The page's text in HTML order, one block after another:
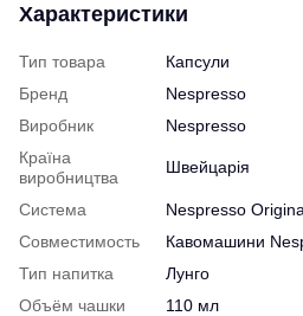
Характеристики
Тип товара
Капсули
Бренд
Nespresso
Виробник
Nespresso
Країна
виробництва
Швейцарія
Система
Nespresso
Совместимость
Кавомашини
Тип напитка
Лунго
Объём чашки
110 мл